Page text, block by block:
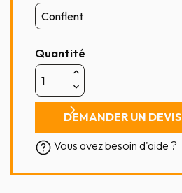
Quantité
DEMANDER UN DEVIS
Vous avez besoin d'aide ?